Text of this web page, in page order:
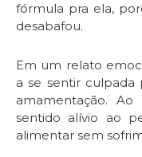
fórmula pra ela,
desabafou.
Em um relato
a se sentir culpada
amamentação.
sentido alívio ao
alimentar sem